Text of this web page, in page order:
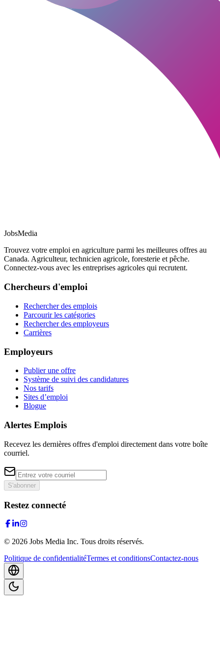
JobsMedia
Trouvez votre emploi en agriculture parmi les meilleures offres au
Canada. Agriculteur, technicien agricole, foresterie et pêche.
Connectez-vous avec les entreprises agricoles qui recrutent.
Chercheurs d'emploi
Rechercher des emplois
Parcourir les catégories
Rechercher des employeurs
Carrières
Employeurs
Publier une offre
Système de suivi des candidatures
Nos tarifs
Sites d’emploi
Blogue
Alertes Emplois
Recevez les dernières offres d'emploi directement dans votre boîte
courriel.
S'abonner
Restez connecté
© 2026 Jobs Media Inc. Tous droits réservés.
Politique de confidentialitéTermes et conditionsContactez-nous